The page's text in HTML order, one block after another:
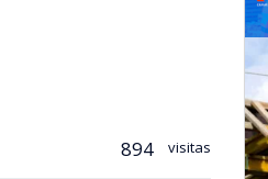
894 visitas